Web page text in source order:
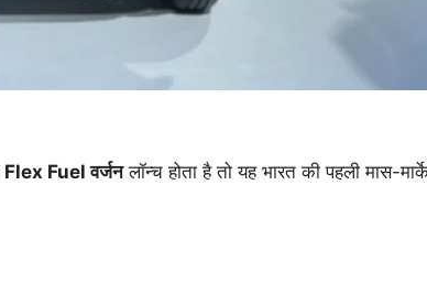
Flex Fuel वर्जनलॉन्च होता है तो यह भारत की पहली मास-